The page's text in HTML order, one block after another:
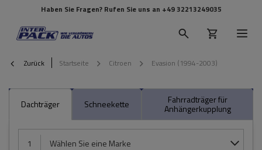
Haben Sie Fragen? Rufen Sie uns an +49 32213249035
Zurück Startseite Citroen Evasion (1994-2003)
Dachträger Schneekette Fahrradträger für
Anhängerkupplung
1 Wählen Sie eine Marke